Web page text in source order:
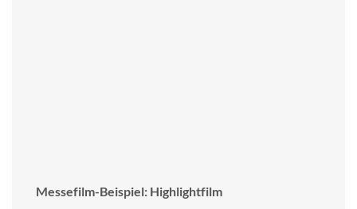
Messefilm-Beispiel: Highlightfilm